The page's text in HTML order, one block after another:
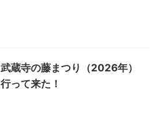
武蔵寺の藤まつり（2026年）
行って来た！